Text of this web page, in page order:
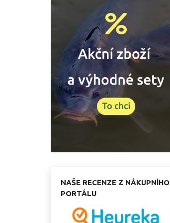
NAŠE RECENZE Z NÁKUPNÍHO
PORTÁLU